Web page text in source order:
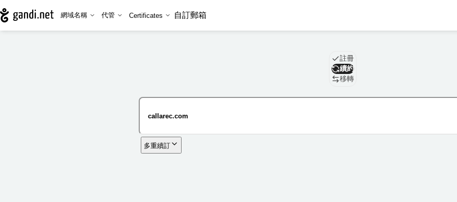
網域名稱 代管 Certificates 自訂郵箱
域名註冊
續約
移轉
多重續訂